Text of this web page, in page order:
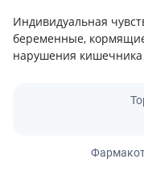
Индивидуальная
беременные,
нарушения кишечника